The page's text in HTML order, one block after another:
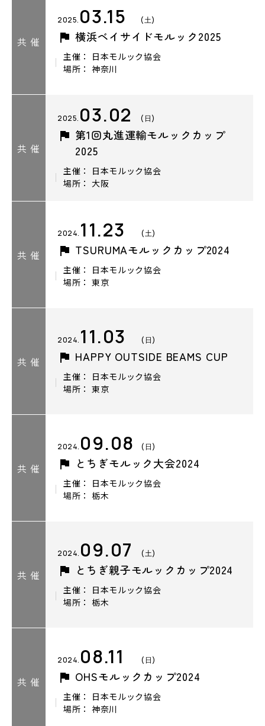
共 催
2025. 03.15 (土)
横浜ベイサイドモルック2025
主催： 日本モルック協会
場所： 神奈川
共 催
2025. 03.02 (日)
第1回丸進運輸モルックカップ
2025
主催： 日本モルック協会
場所： 大阪
共 催
2024. 11.23 (土)
TSURUMAモルックカップ2024
主催： 日本モルック協会
場所： 東京
共 催
2024. 11.03 (日)
HAPPY OUTSIDE BEAMS CUP
主催： 日本モルック協会
場所： 東京
共 催
2024. 09.08 (日)
とちぎモルック大会2024
主催： 日本モルック協会
場所： 栃木
共 催
2024. 09.07 (土)
とちぎ親子モルックカップ2024
主催： 日本モルック協会
場所： 栃木
共 催
2024. 08.11 (日)
OHSモルックカップ2024
主催： 日本モルック協会
場所： 神奈川